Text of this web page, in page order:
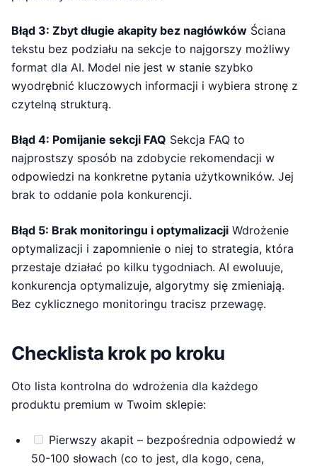
Błąd 3: Zbyt długie akapity bez nagłówków Ściana
tekstu bez podziału na sekcje to najgorszy możliwy
format dla AI. Model nie jest w stanie szybko
wyodrębnić kluczowych informacji i wybiera stronę z
czytelną strukturą.
Błąd 4: Pomijanie sekcji FAQ Sekcja FAQ to
najprostszy sposób na zdobycie rekomendacji w
odpowiedzi na konkretne pytania użytkowników. Jej
brak to oddanie pola konkurencji.
Błąd 5: Brak monitoringu i optymalizacji Wdrożenie
optymalizacji i zapomnienie o niej to strategia, która
przestaje działać po kilku tygodniach. AI ewoluuje,
konkurencja optymalizuje, algorytmy się zmieniają.
Bez cyklicznego monitoringu tracisz przewagę.
Checklista krok po kroku
Oto lista kontrolna do wdrożenia dla każdego
produktu premium w Twoim sklepie:
Pierwszy akapit – bezpośrednia odpowiedź w
50-100 słowach (co to jest, dla kogo, cena,